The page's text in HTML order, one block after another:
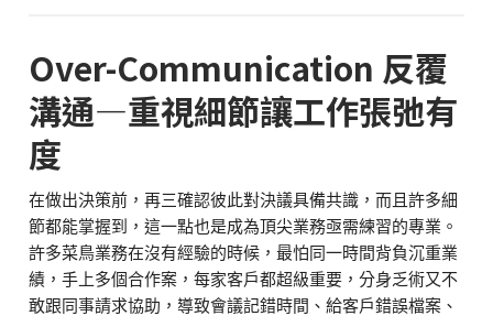
Over-Communication 反覆
溝通—重視細節讓工作張弛有
度
在做出決策前，再三確認彼此對決議具備共識，而且許多細
節都能掌握到，這一點也是成為頂尖業務亟需練習的專業。
許多菜鳥業務在沒有經驗的時候，最怕同一時間背負沉重業
績，手上多個合作案，每家客戶都超級重要，分身乏術又不
敢跟同事請求協助，導致會議記錯時間、給客戶錯誤檔案、